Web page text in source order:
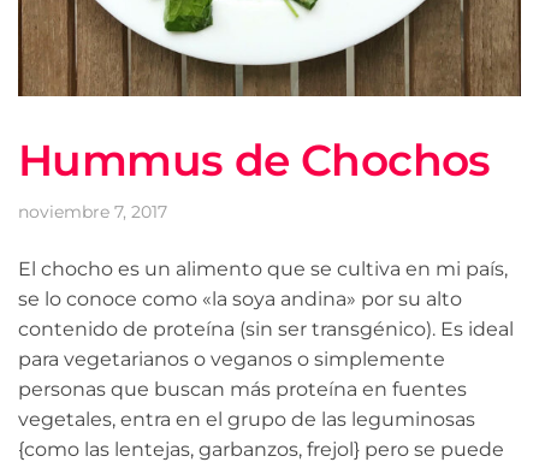
Hummus de Chochos
noviembre 7, 2017
El chocho es un alimento que se cultiva en mi país,
se lo conoce como «la soya andina» por su alto
contenido de proteína (sin ser transgénico). Es ideal
para vegetarianos o veganos o simplemente
personas que buscan más proteína en fuentes
vegetales, entra en el grupo de las leguminosas
{como las lentejas, garbanzos, frejol} pero se puede